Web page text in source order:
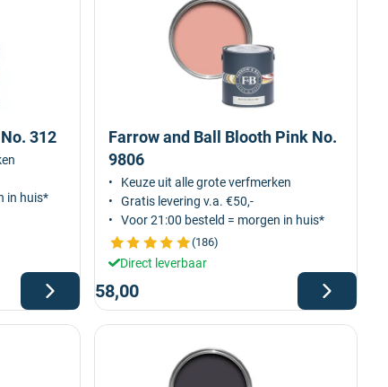
312
in huis*
Farrow and Ball Blooth Pink No.
9806
Keuze uit alle grote verfmerken
Gratis levering v.a. €50,-
Voor 21:00 besteld = morgen in huis*
(186)
Direct leverbaar
58,00